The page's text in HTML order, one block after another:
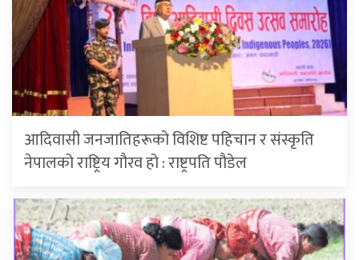
आदिवासी जनजातिहरूको विशिष्ट पहिचान र संस्कृति
नेपालको राष्ट्रिय गौरव हो : राष्ट्रपति पौडेल